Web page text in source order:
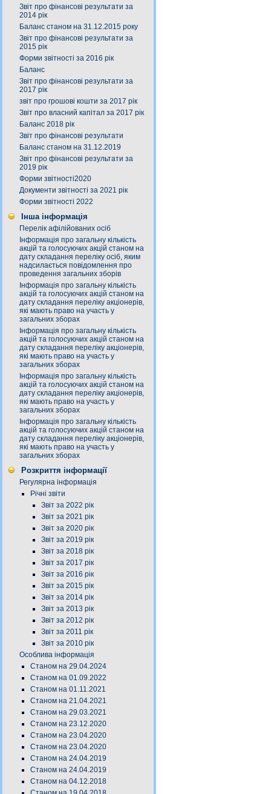
Звіт про фінансові результати за
2014 рік
Баланс станом на 31.12.2015 року
Звіт про фінансові результати за
2015 рік
Форми звітності за 2016 рік
Баланс
Звіт про фінансові результати за
2017 рік
звіт про грошові кошти за 2017 рік
Звіт про власний капітал за 2017 рік
Баланс 2018 рік
Звіт про фінансові результати
Баланс станом на 31.12.2019
Звіт про фінансові результати за
2019 рік
Форми звітності2020
Документи звітності за 2021 рік
Форми звітності 2022
Інша інформація
Перелік афілійованих осіб
Інформація про загальну кількість
акцій та голосуючих акцій станом на
дату складання переліку осіб, яким
надсилається повідомлення про
проведення загальних зборів
Інформація про загальну кількість
акцій та голосуючих акцій станом на
дату складання переліку акціонерів,
які мають право на участь у
загальних зборах
Інформація про загальну кількість
акцій та голосуючих акцій станом на
дату складання переліку акціонерів,
які мають право на участь у
загальних зборах
Інформація про загальну кількість
акцій та голосуючих акцій станом на
дату складання переліку акціонерів,
які мають право на участь у
загальних зборах
Інформація про загальну кількість
акцій та голосуючих акцій станом на
дату складання переліку акціонерів,
які мають право на участь у
загальних зборах
Розкриття інформації
Регулярна інформація
Річні звіти
Звіт за 2022 рік
Звіт за 2021 рік
Звіт за 2020 рік
Звіт за 2019 рік
Звіт за 2018 рік
Звіт за 2017 рік
Звіт за 2016 рік
Звіт за 2015 рік
Звіт за 2014 рік
Звіт за 2013 рік
Звіт за 2012 рік
Звіт за 2011 рік
Звіт за 2010 рік
Особлива інформація
Станом на 29.04.2024
Станом на 01.09.2022
Станом на 01.11.2021
Станом на 21.04.2021
Станом на 29.03.2021
Станом на 23.12.2020
Станом на 23.04.2020
Станом на 23.04.2020
Станом на 24.04.2019
Станом на 24.04.2019
Станом на 04.12.2018